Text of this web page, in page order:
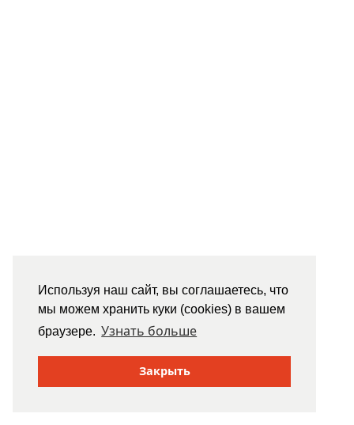
Используя наш сайт, вы соглашаетесь, что
мы можем хранить куки (cookies) в вашем
браузере. Узнать больше
Закрыть